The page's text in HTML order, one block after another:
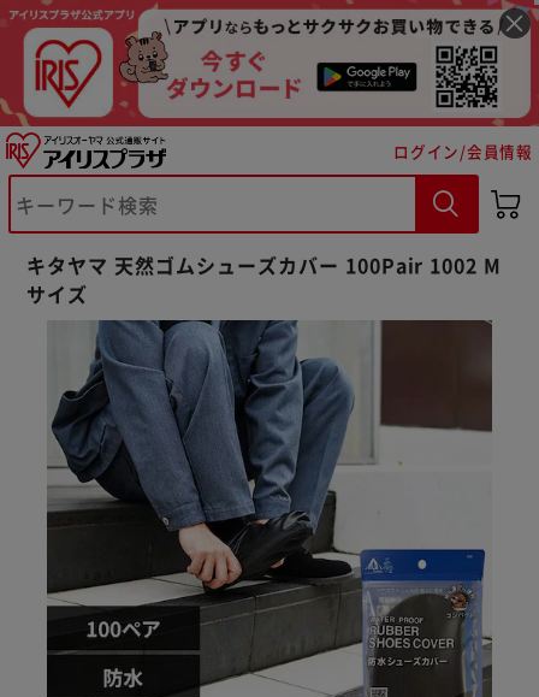
ログイン/会員情報
キタヤマ 天然ゴムシューズカバー 100Pair 1002 M
サイズ
※ご確認ください
カートに入れる 購入手続きへ